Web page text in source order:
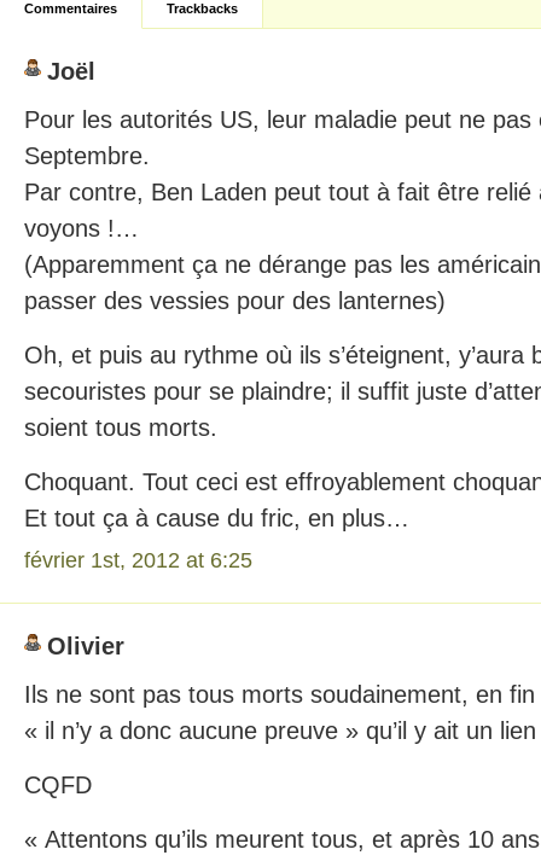
Commentaires Trackbacks
Joël
Pour les autorités US, leur maladie peut ne pas
Septembre.
Par contre, Ben Laden peut tout à fait être relié
voyons !…
(Apparemment ça ne dérange pas les
passer des vessies pour des lanternes)
Oh, et puis au rythme où ils s’éteignent, y’aura
secouristes pour se plaindre; il suffit juste
soient tous morts.
Choquant. Tout ceci est effroyablement
Et tout ça à cause du fric, en plus…
février 1st, 2012 at 6:25
Olivier
Ils ne sont pas tous morts soudainement, en
« il n’y a donc aucune preuve » qu’il y ait un
CQFD
« Attentons qu’ils meurent tous, et après 10